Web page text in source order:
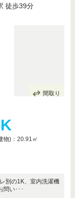
徒歩39分
間取り
物)：20.91㎡
別の1K、室内洗濯機
問い･･･